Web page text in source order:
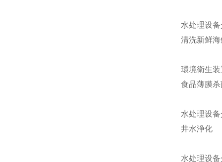
水处理设
清洗新鲜
環境衛生
食品薄膜杀
水处理设
井水浄化
水处理设